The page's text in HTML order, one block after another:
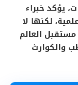
يؤكد خبراء
لكنها لا
مستقبل العالم
والكوارث